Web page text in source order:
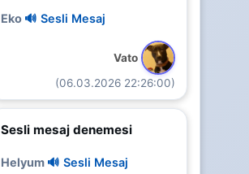
Eko 🔊 Sesli Mesaj
Vato
(06.03.2026 22:26:00)
Sesli mesaj denemesi
Helyum 🔊 Sesli Mesaj